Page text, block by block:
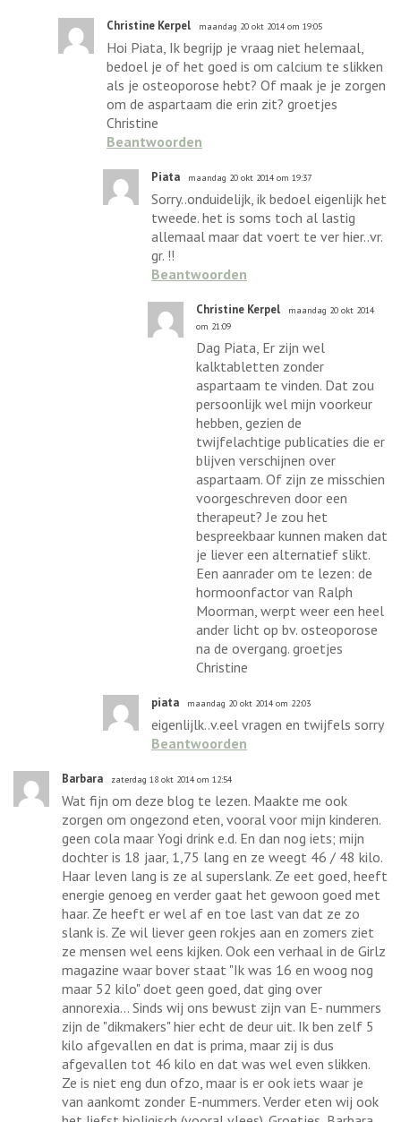
Christine Kerpel maandag 20 okt 2014 om 19:05
Hoi Piata, Ik begrijp je vraag niet helemaal,
bedoel je of het goed is om calcium te slikken
als je osteoporose hebt? Of maak je je zorgen
om de aspartaam die erin zit? groetjes
Christine
Beantwoorden
Piata maandag 20 okt 2014 om 19:37
Sorry..onduidelijk, ik bedoel eigenlijk het
tweede. het is soms toch al lastig
allemaal maar dat voert te ver hier..vr.
gr. !!
Beantwoorden
Christine Kerpel
maandag 20 okt 2014
om 21:09
Dag Piata, Er zijn wel
kalktabletten zonder
aspartaam te vinden. Dat zou
persoonlijk wel mijn voorkeur
hebben, gezien de
twijfelachtige publicaties die er
blijven verschijnen over
aspartaam. Of zijn ze misschien
voorgeschreven door een
therapeut? Je zou het
bespreekbaar kunnen maken dat
je liever een alternatief slikt.
Een aanrader om te lezen: de
hormoonfactor van Ralph
Moorman, werpt weer een heel
ander licht op bv. osteoporose
na de overgang. groetjes
Christine
piata maandag 20 okt 2014 om 22:03
eigenlijlk..v.eel vragen en twijfels sorry
Beantwoorden
Barbara zaterdag 18 okt 2014 om 12:54
Wat fijn om deze blog te lezen. Maakte me ook
zorgen om ongezond eten, vooral voor mijn kinderen.
geen cola maar Yogi drink e.d. En dan nog iets; mijn
dochter is 18 jaar, 1,75 lang en ze weegt 46 / 48 kilo.
Haar leven lang is ze al superslank. Ze eet goed, heeft
energie genoeg en verder gaat het gewoon goed met
haar. Ze heeft er wel af en toe last van dat ze zo
slank is. Ze wil liever geen rokjes aan en zomers ziet
ze mensen wel eens kijken. Ook een verhaal in de Girlz
magazine waar bover staat "Ik was 16 en woog nog
maar 52 kilo" doet geen goed, dat ging over
annorexia... Sinds wij ons bewust zijn van E- nummers
zijn de "dikmakers" hier echt de deur uit. Ik ben zelf 5
kilo afgevallen en dat is prima, maar zij is dus
afgevallen tot 46 kilo en dat was wel even slikken.
Ze is niet eng dun ofzo, maar is er ook iets waar je
van aankomt zonder E-nummers. Verder eten wij ook